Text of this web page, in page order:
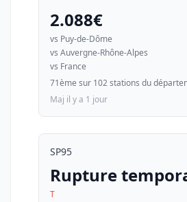
2.088€
vs Puy-de-Dôme
vs Auvergne-Rhône-Alpes
vs France
71ème sur 102 stations du
Maj il y a 1 jour
SP95
Rupture
T